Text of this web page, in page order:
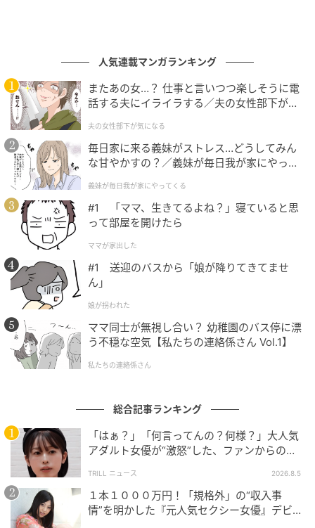
Getty Images
ルーズシルエットのスタイリングには、レザー小物が
利く。足元はレイン対応ローファーでキリッと引き締
め、イエローのバッグをアクセントに、おしゃれ度UP
を狙って。
人気連載マンガランキング
またあの女…？ 仕事と言いつつ楽しそうに電
話する夫にイライラする／夫の女性部下が気
夫の女性部下が気になる
毎日家に来る義妹がストレス…どうしてみん
な甘やかすの？／義妹が毎日我が家にやって
が】
義妹が毎日我が家にやってくる
#1 「ママ、生きてるよね？」寝ていると思
って部屋を開けたら
ママが家出した
#1 送迎のバスから「娘が降りてきてませ
ん」
娘が拐われた
ママ同士が無視し合い？ 幼稚園のバス停に漂
う不穏な空気【私たちの連絡係さん Vol.1】
私たちの連絡係さん
総合記事ランキング
「はぁ？」「何言ってんの？何様？」大人気
アダルト女優が“激怒”した、ファンからの
TRILL ニュース 2026.8.5
１本１０００万円！「規格外」の“収入事
情”を明かした『元人気セクシー女優』デビュ